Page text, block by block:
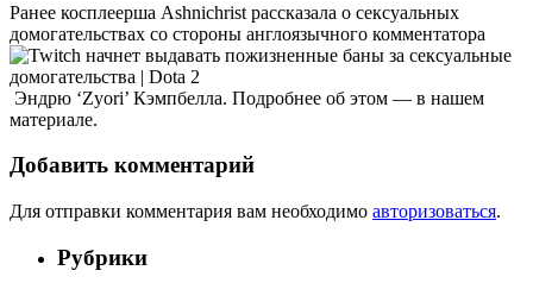
Ранее косплеерша Ashnichrist рассказала о сексуальных
домогательствах со стороны англоязычного комментатора
Эндрю ‘Zyori’ Кэмпбелла. Подробнее об этом — в нашем
материале.
Добавить комментарий
Для отправки комментария вам необходимо авторизоваться.
Рубрики